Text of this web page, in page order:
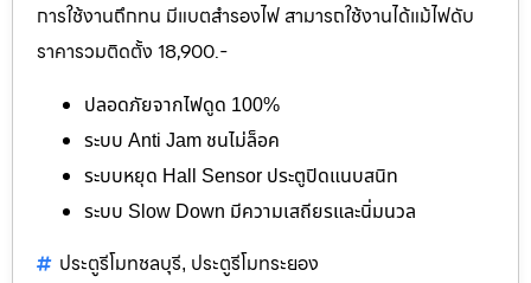
การใช้งานถึกทน มีแบตสำรองไฟ สามารถใช้งานได้แม้ไฟดับ
ราคารวมติดตั้ง 18,900.-
ปลอดภัยจากไฟดูด 100%
ระบบ Anti Jam ชนไม่ล็อค
ระบบหยุด Hall Sensor ประตูปิดแนบสนิท
ระบบ Slow Down มีความเสถียรและนิ่มนวล
ประตูรีโมทชลบุรี, ประตูรีโมทระยอง